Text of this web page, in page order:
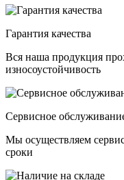
Гарантия качества
Вся наша продукция
износоустойчивость
Сервисное
Мы осуществляем
сроки